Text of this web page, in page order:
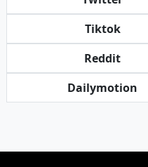
Tiktok
Reddit
Dailymotion